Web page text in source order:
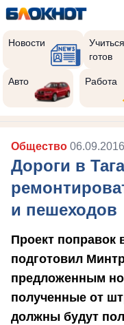
Новости
Учиться
готов
Авто Работа
Общество 06.09.2016
Дороги в
и пешеходов
Проект
подготовил
предложенным
полученные от
должны будут